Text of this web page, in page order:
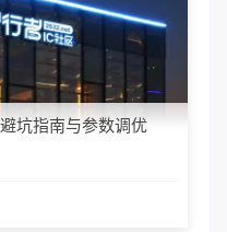
坑指南与参数调优